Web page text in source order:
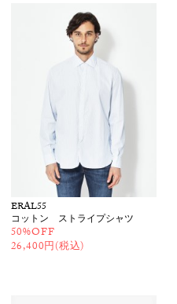
ERAL55
コットン ストライプシャツ
50%OFF
26,400円(税込)